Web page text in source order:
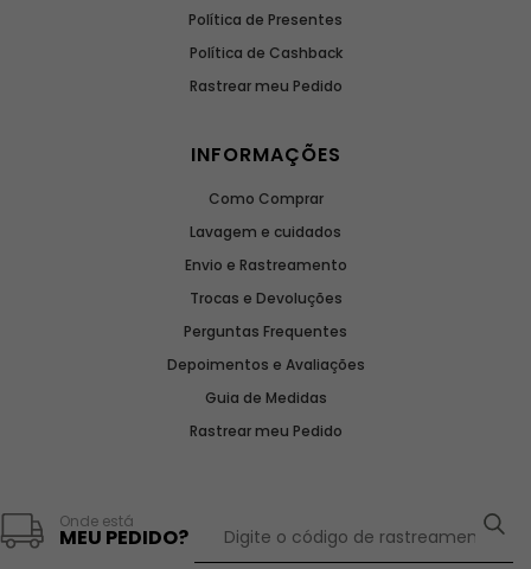
Política de Presentes
Política de Cashback
Rastrear meu Pedido
INFORMAÇÕES
Como Comprar
Lavagem e cuidados
Envio e Rastreamento
Trocas e Devoluções
Perguntas Frequentes
Depoimentos e Avaliações
Guia de Medidas
Rastrear meu Pedido
Onde está
MEU PEDIDO?